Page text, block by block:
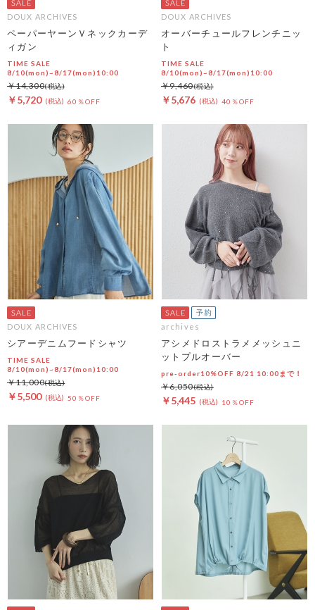
DOUX ARCHIVES
ペーパーヤーンＶネックカーデ
ィガン
TIME SALE
8/10(mon)~8/17(mon)10:00
￥5,720 60％OFF
￥14,300
DOUX ARCHIVES
オーバーチュールフレンチニッ
ト
TIME SALE
8/10(mon)~8/17(mon)10:00
￥5,676 40％OFF
￥9,460
DOUX ARCHIVES
シアーデニムフードシャツ
TIME SALE
8/10(mon)~8/17(mon)10:00
￥5,500 50％OFF
￥11,000
archives
アシメドロストラメメッシュニ
ットプルオーバー
pre-order10%OFF 8/21 10:00まで！
￥5,445 10％OFF
￥6,050